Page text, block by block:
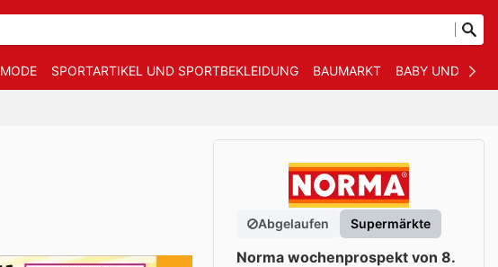
MODE SPORTARTIKEL UND SPORTBEKLEIDUNG BAUMARKT BABY UND KIND
Abgelaufen Supermärkte
Norma wochenprospekt von 8.